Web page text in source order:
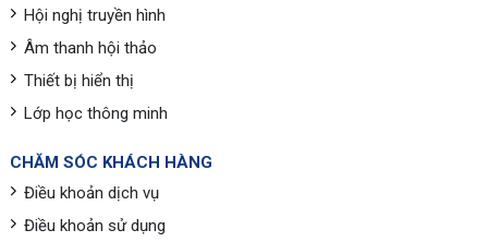
Hội nghị truyền hình
Âm thanh hội thảo
Thiết bị hiển thị
Lớp học thông minh
CHĂM SÓC KHÁCH HÀNG
Điều khoản dịch vụ
Điều khoản sử dụng